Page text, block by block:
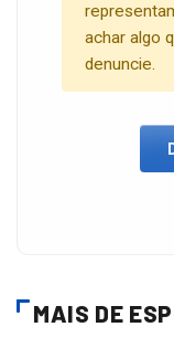
achar algo
denuncie.
MAIS DE